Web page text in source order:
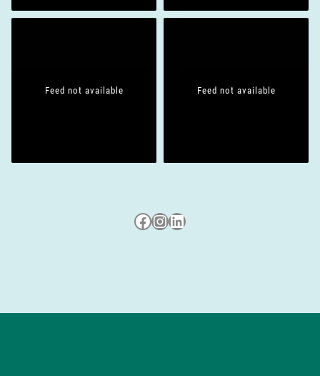
Feed not available Feed not available
Besuche uns auf Facebook
Besuche uns auf Instagram
LinkedIn